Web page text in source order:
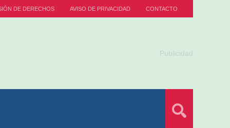
DE DERECHOS AVISO DE PRIVACIDAD CONTACTO
Publicidad